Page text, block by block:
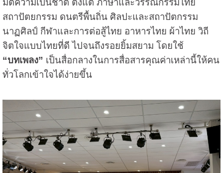
มิติความเป็นชาติ ตั้งแต่ ภาษาและวรรณกรรมไทย
สถาปัตยกรรม ดนตรีพื้นถิ่น ศิลปะและสถาปัตกรรม
นาฏศิลป์ กีฬาและการต่อสู้ไทย อาหารไทย ผ้าไทย วิถี
จิตใจแบบไทยที่ดี ไปจนถึงรอยยิ้มสยาม โดยใช้
“บทเพลง” เป็นสื่อกลางในการสื่อสารคุณค่าเหล่านี้ให้คน
ทั่วโลกเข้าใจได้ง่ายขึ้น